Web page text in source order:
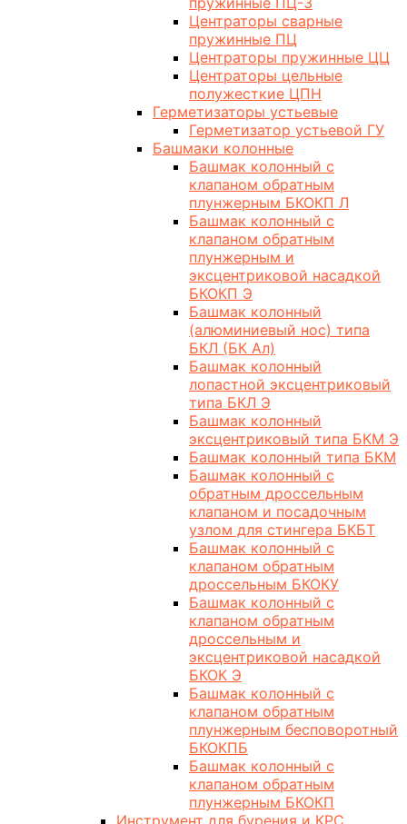
Центраторы сварные
пружинные ПЦ
Центраторы пружинные ЦЦ
Центраторы цельные
полужесткие ЦПН
Герметизаторы устьевые
Герметизатор устьевой ГУ
Башмаки колонные
Башмак колонный с
клапаном обратным
плунжерным БКОКП Л
Башмак колонный с
клапаном обратным
плунжерным и
эксцентриковой насадкой
БКОКП Э
Башмак колонный
(алюминиевый нос) типа
БКЛ (БК Ал)
Башмак колонный
лопастной эксцентриковый
типа БКЛ Э
Башмак колонный
эксцентриковый типа БКМ Э
Башмак колонный типа БКМ
Башмак колонный с
обратным дроссельным
клапаном и посадочным
узлом для стингера БКБТ
Башмак колонный с
клапаном обратным
дроссельным БКОКУ
Башмак колонный с
клапаном обратным
дроссельным и
эксцентриковой насадкой
БКОК Э
Башмак колонный с
клапаном обратным
плунжерным бесповоротный
БКОКПБ
Башмак колонный с
клапаном обратным
плунжерным БКОКП
Инструмент для бурения и КРС